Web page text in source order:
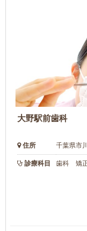
大野駅前歯科
住所 千葉県市
診療科目 歯科 矯